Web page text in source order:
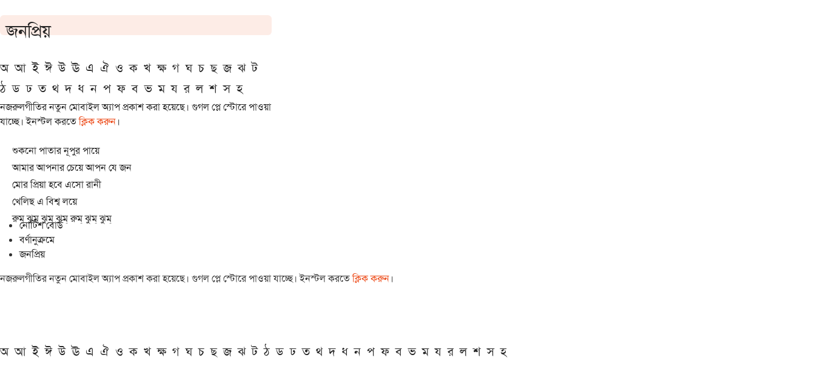
জনপ্রিয়
অ আ ই ঈ উ ঊ এ ঐ ও ক খ ক্ষ গ ঘ চ ছ জ ঝ ট
ঠ ড ঢ ত থ দ ধ ন প ফ ব ভ ম য র ল শ স হ
নজরুলগীতির নতুন মোবাইল অ্যাপ প্রকাশ করা হয়েছে। গুগল প্লে স্টোরে পাওয়া
যাচ্ছে। ইনস্টল করতেক্লিক করুন।
শুকনো পাতার নূপুর পায়ে
আমার আপনার চেয়ে আপন যে জন
মোর প্রিয়া হবে এসো রানী
খেলিছ এ বিশ্ব লয়ে
রুম্ ঝুম্ ঝুম্ ঝুম্ রুম্ ঝুম্ ঝুম্
নোটিশ বোর্ড
বর্ণানুক্রমে
জনপ্রিয়
নজরুলগীতির নতুন মোবাইল অ্যাপ প্রকাশ করা হয়েছে। গুগল প্লে স্টোরে পাওয়া যাচ্ছে। ইনস্টল করতেক্লিক করুন।
অ আ ই ঈ উ ঊ এ ঐ ও ক খ ক্ষ গ ঘ চ ছ জ ঝ ট ঠ ড ঢ ত থ দ ধ ন প ফ ব ভ ম য র ল শ স হ